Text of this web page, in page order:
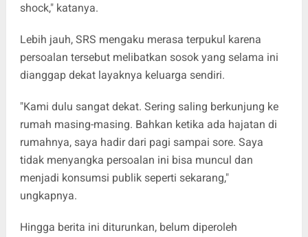
shock," katanya.
Lebih jauh, SRS mengaku merasa terpukul karena
persoalan tersebut melibatkan sosok yang selama ini
dianggap dekat layaknya keluarga sendiri.
"Kami dulu sangat dekat. Sering saling berkunjung ke
rumah masing-masing. Bahkan ketika ada hajatan di
rumahnya, saya hadir dari pagi sampai sore. Saya
tidak menyangka persoalan ini bisa muncul dan
menjadi konsumsi publik seperti sekarang,"
ungkapnya.
Hingga berita ini diturunkan, belum diperoleh